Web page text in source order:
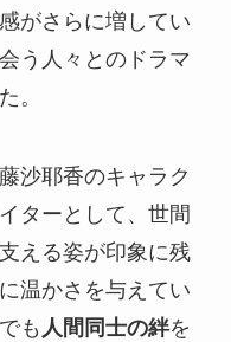
がさらに増してい
う人々とのドラマ
。
沙耶香のキャラク
ターとして、世間
える姿が印象に残
温かさを与えてい
も 人間同士の絆を